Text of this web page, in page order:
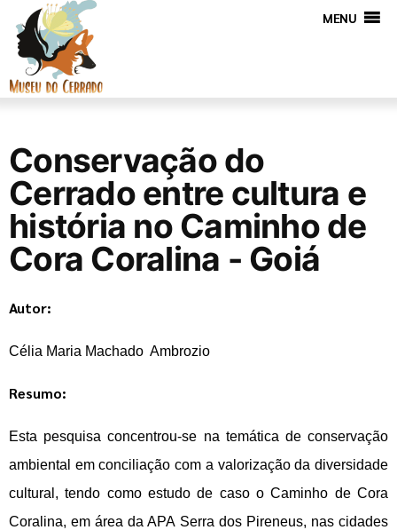
MENU
Conservação do
Cerrado entre cultura e
história no Caminho de
Cora Coralina - Goiá
Autor:
Célia Maria Machado Ambrozio
Resumo:
Esta pesquisa concentrou-se na temática de conservação
ambiental em conciliação com a valorização da diversidade
cultural, tendo como estudo de caso o Caminho de Cora
Coralina, em área da APA Serra dos Pireneus, nas cidades